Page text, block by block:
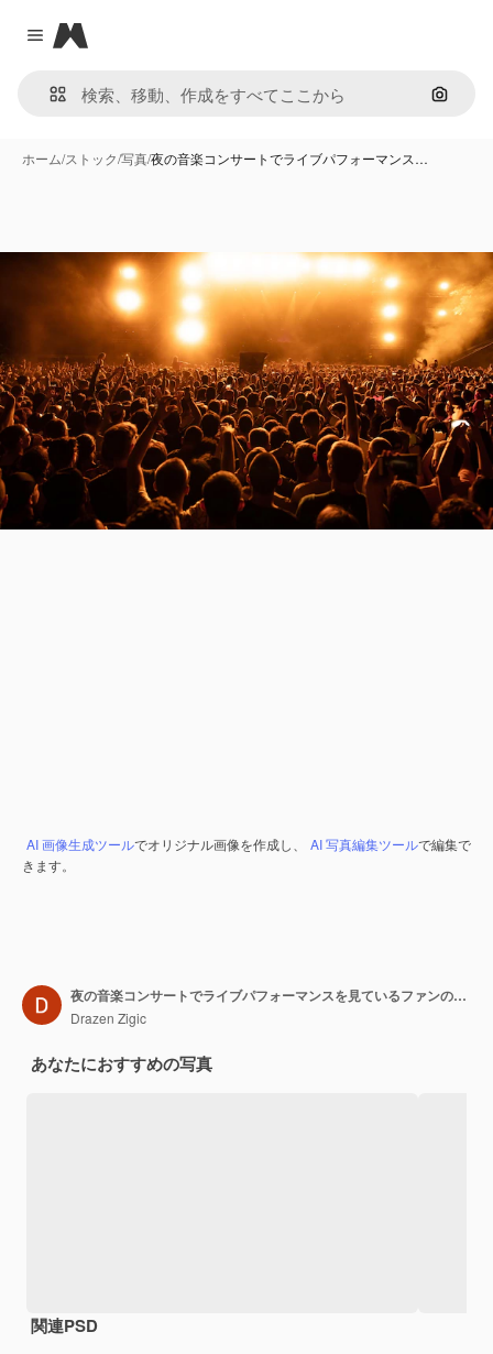
Close menu
Magnific
画像で
ホーム/ストック/写真/夜の音楽コンサートでライブパフォーマンス…
AI 画像生成ツールでオリジナル画像を作成し、 AI 写真編集ツールで編集で
きます。
夜の音楽コンサートでライブパフォーマンスを見ているファンの群衆の背面図コピースペース
Drazen Zigic
あなたにおすすめの写真
関連PSD